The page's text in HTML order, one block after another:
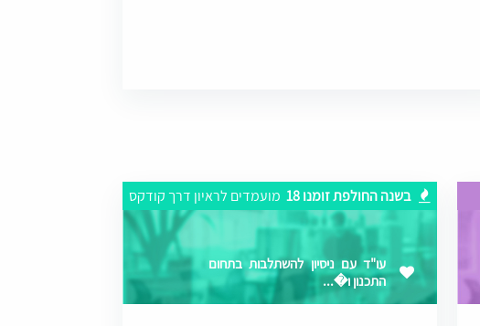
בשנה החולפת זומנו 18 מועמדים לראיון דרך קודקס
עו"ד עם ניסיון להשתלבות בתחום
התכנון ו�...